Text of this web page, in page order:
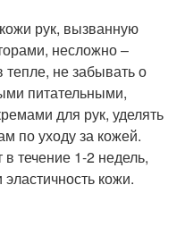
рук, вызванную
несложно –
тепле, не забывать о
питательными,
для рук, уделять
по уходу за кожей.
течение 1-2 недель,
эластичность кожи.